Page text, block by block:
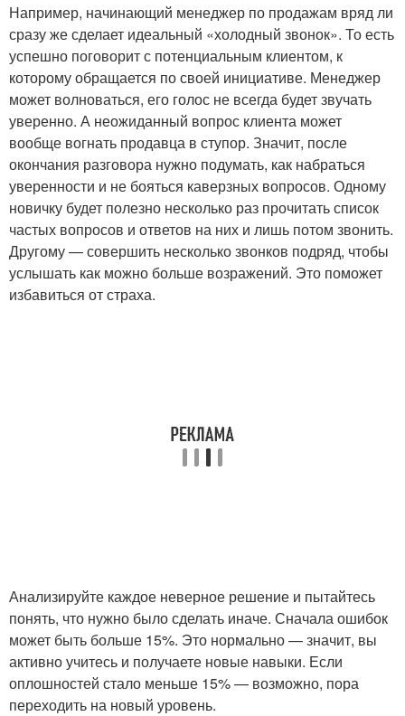
Например, начинающий менеджер по продажам вряд ли
сразу же сделает идеальный «холодный звонок». То есть
успешно поговорит с потенциальным клиентом, к
которому обращается по своей инициативе. Менеджер
может волноваться, его голос не всегда будет звучать
уверенно. А неожиданный вопрос клиента может
вообще вогнать продавца в ступор. Значит, после
окончания разговора нужно подумать, как набраться
уверенности и не бояться каверзных вопросов. Одному
новичку будет полезно несколько раз прочитать список
частых вопросов и ответов на них и лишь потом звонить.
Другому — совершить несколько звонков подряд, чтобы
услышать как можно больше возражений. Это поможет
избавиться от страха.
Анализируйте каждое неверное решение и пытайтесь
понять, что нужно было сделать иначе. Сначала ошибок
может быть больше 15%. Это нормально — значит, вы
активно учитесь и получаете новые навыки. Если
оплошностей стало меньше 15% — возможно, пора
переходить на новый уровень.